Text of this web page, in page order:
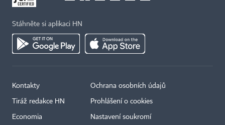
Stáhněte si aplikaci HN
Kontakty
Tiráž redakce HN
Economia
Ochrana osobních údajů
Prohlášení o cookies
Nastavení soukromí